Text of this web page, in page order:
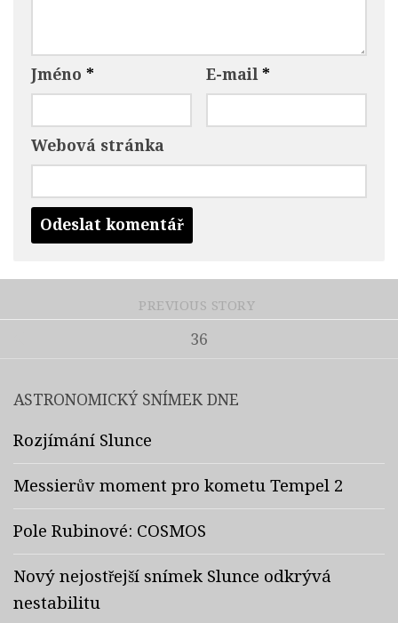
Jméno * E-mail *
Webová stránka
PREVIOUS STORY
36
ASTRONOMICKÝ SNÍMEK DNE
Rozjímání Slunce
Messierův moment pro kometu Tempel 2
Pole Rubinové: COSMOS
Nový nejostřejší snímek Slunce odkrývá
nestabilitu